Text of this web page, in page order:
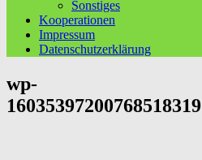
Sonstiges
Kooperationen
Impressum
Datenschutzerklärung
wp-